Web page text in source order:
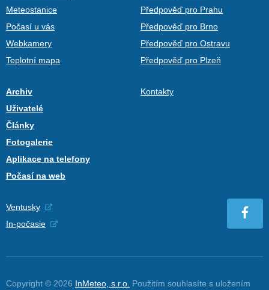
Meteostanice
Počasí u vás
Webkamery
Teplotní mapa
Předpověď pro Prahu
Předpověď pro Brno
Předpověď pro Ostravu
Předpověď pro Plzeň
Archiv
Uživatelé
Články
Fotogalerie
Aplikace na telefony
Počasí na web
Kontakty
Ventusky
In-počasie
Copyright © 2026 InMeteo, s.r.o. Použitím souhlasíte s uložením